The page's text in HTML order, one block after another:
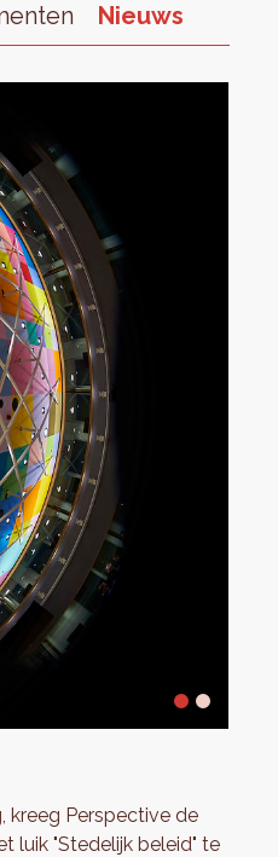
Nieuws
kreeg Perspective de
luik "Stedelijk beleid" te